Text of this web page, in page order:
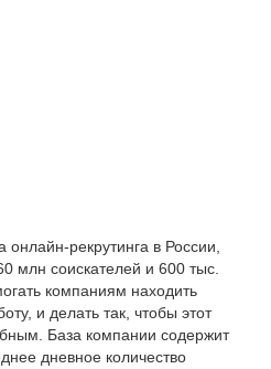
рекрутинга в России,
млн соискателей и 600 тыс.
компаниям находить
и делать так, чтобы этот
База компании содержит
дневное количество